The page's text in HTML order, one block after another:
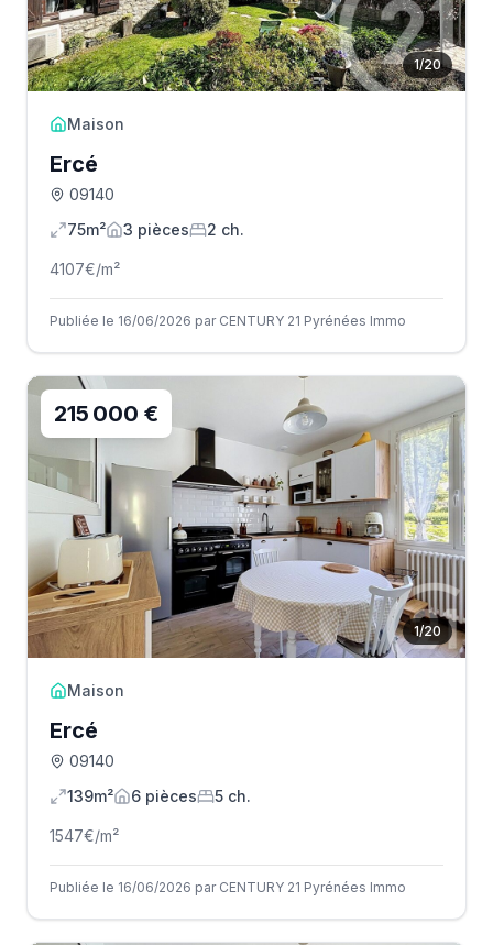
1/20
Maison
Ercé
09140
75m²
3 pièces 2 ch.
4107€/m²
Publiée le 16/06/2026 par CENTURY 21 Pyrénées Immo
1/20
215 000 €
Maison
Ercé
09140
139m²
6 pièces 5 ch.
1547€/m²
Publiée le 16/06/2026 par CENTURY 21 Pyrénées Immo